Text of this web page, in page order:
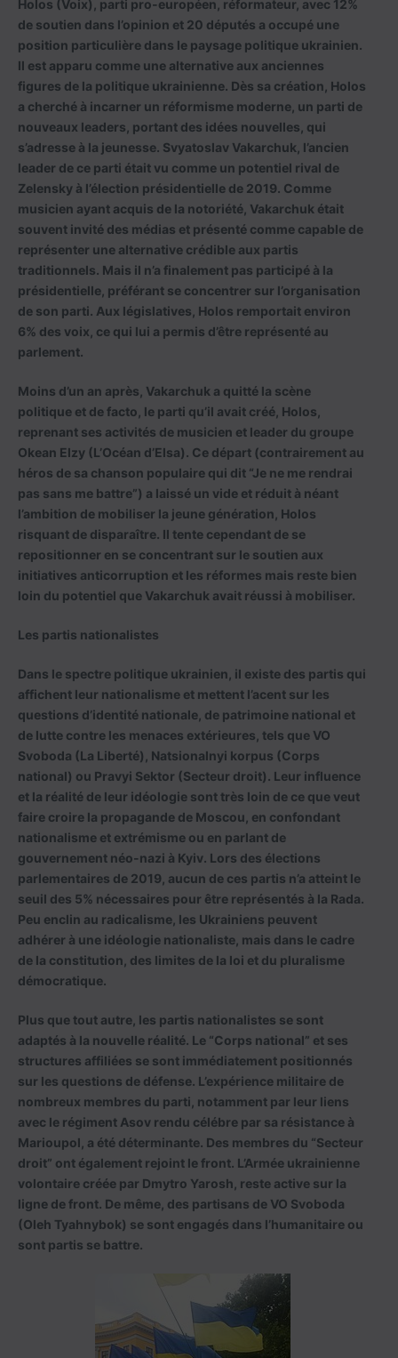
Holos (Voix), parti pro-européen, réformateur, avec 12%
de soutien dans l’opinion et 20 députés a occupé une
position particulière dans le paysage politique ukrainien.
Il est apparu comme une alternative aux anciennes
figures de la politique ukrainienne. Dès sa création, Holos
a cherché à incarner un réformisme moderne, un parti de
nouveaux leaders, portant des idées nouvelles, qui
s’adresse à la jeunesse. Svyatoslav Vakarchuk, l’ancien
leader de ce parti était vu comme un potentiel rival de
Zelensky à l’élection présidentielle de 2019. Comme
musicien ayant acquis de la notoriété, Vakarchuk était
souvent invité des médias et présenté comme capable de
représenter une alternative crédible aux partis
traditionnels. Mais il n’a finalement pas participé à la
présidentielle, préférant se concentrer sur l’organisation
de son parti. Aux législatives, Holos remportait environ
6% des voix, ce qui lui a permis d’être représenté au
parlement.
Moins d’un an après, Vakarchuk a quitté la scène
politique et de facto, le parti qu’il avait créé, Holos,
reprenant ses activités de musicien et leader du groupe
Okean Elzy (L’Océan d’Elsa). Ce départ (contrairement au
héros de sa chanson populaire qui dit “Je ne me rendrai
pas sans me battre”) a laissé un vide et réduit à néant
l’ambition de mobiliser la jeune génération, Holos
risquant de disparaître. Il tente cependant de se
repositionner en se concentrant sur le soutien aux
initiatives anticorruption et les réformes mais reste bien
loin du potentiel que Vakarchuk avait réussi à mobiliser.
Les partis nationalistes
Dans le spectre politique ukrainien, il existe des partis qui
affichent leur nationalisme et mettent l’acent sur les
questions d’identité nationale, de patrimoine national et
de lutte contre les menaces extérieures, tels que VO
Svoboda (La Liberté), Natsionalnyi korpus (Corps
national) ou Pravyi Sektor (Secteur droit). Leur influence
et la réalité de leur idéologie sont très loin de ce que veut
faire croire la propagande de Moscou, en confondant
nationalisme et extrémisme ou en parlant de
gouvernement néo-nazi à Kyiv. Lors des élections
parlementaires de 2019, aucun de ces partis n’a atteint le
seuil des 5% nécessaires pour être représentés à la Rada.
Peu enclin au radicalisme, les Ukrainiens peuvent
adhérer à une idéologie nationaliste, mais dans le cadre
de la constitution, des limites de la loi et du pluralisme
démocratique.
Plus que tout autre, les partis nationalistes se sont
adaptés à la nouvelle réalité. Le “Corps national” et ses
structures affiliées se sont immédiatement positionnés
sur les questions de défense. L’expérience militaire de
nombreux membres du parti, notamment par leur liens
avec le régiment Asov rendu célébre par sa résistance à
Marioupol, a été déterminante. Des membres du “Secteur
droit” ont également rejoint le front. L’Armée ukrainienne
volontaire créée par Dmytro Yarosh, reste active sur la
ligne de front. De même, des partisans de VO Svoboda
(Oleh Tyahnybok) se sont engagés dans l’humanitaire ou
sont partis se battre.